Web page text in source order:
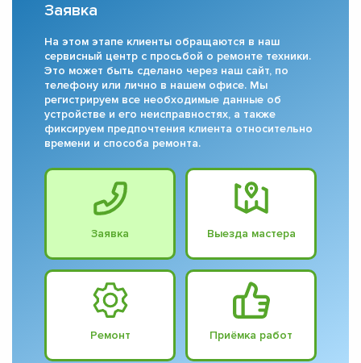
Заявка
На этом этапе клиенты обращаются в наш
сервисный центр с просьбой о ремонте техники.
Это может быть сделано через наш сайт, по
телефону или лично в нашем офисе. Мы
регистрируем все необходимые данные об
устройстве и его неисправностях, а также
фиксируем предпочтения клиента относительно
времени и способа ремонта.
Заявка Выезда мастера
Ремонт Приёмка работ